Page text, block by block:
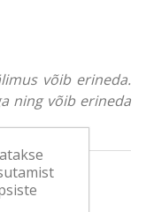
võib erineda.
ning võib erineda